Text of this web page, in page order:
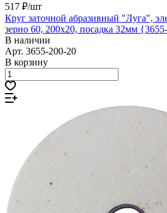
517 ₽/шт
Круг заточной абразивный "Луга",
зерно 60, 200х20, посадка 32мм
В наличии
Арт. 3655-200-20
В корзину